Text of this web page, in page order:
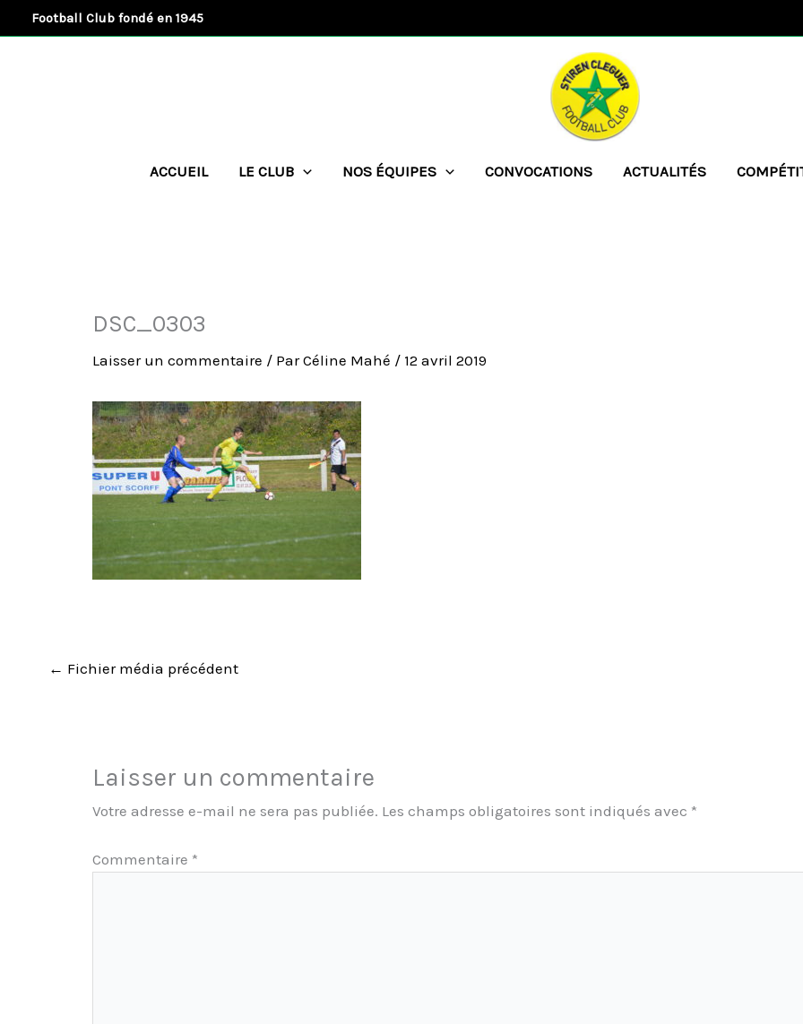
au
Football Club fondé en 1945
ACCUEIL LE CLUB NOS ÉQUIPES CONVOCATIONS ACTUALITÉS
DSC_0303
Laisser un commentaire / ParCéline Mahé / 12 avril 2019
← Fichier média précédent
Laisser un commentaire
Votre adresse e-mail ne sera pas publiée. Les champs obligatoires sont indiqués avec *
Commentaire *